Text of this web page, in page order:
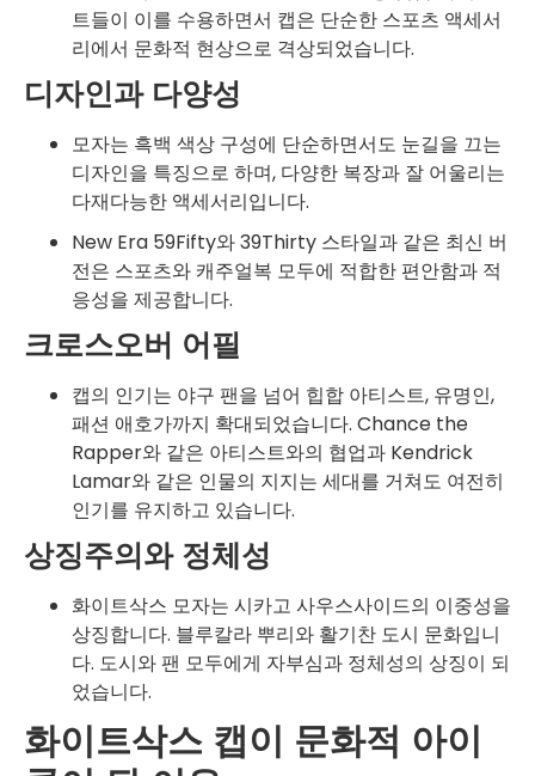
트들이 이를 수용하면서 캡은 단순한 스포츠 액세서
리에서 문화적 현상으로 격상되었습니다.
디자인과 다양성
모자는 흑백 색상 구성에 단순하면서도 눈길을 끄는
디자인을 특징으로 하며, 다양한 복장과 잘 어울리는
다재다능한 액세서리입니다.
New Era 59Fifty와 39Thirty 스타일과 같은 최신 버
전은 스포츠와 캐주얼복 모두에 적합한 편안함과 적
응성을 제공합니다.
크로스오버 어필
캡의 인기는 야구 팬을 넘어 힙합 아티스트, 유명인,
패션 애호가까지 확대되었습니다. Chance the
Rapper와 같은 아티스트와의 협업과 Kendrick
Lamar와 같은 인물의 지지는 세대를 거쳐도 여전히
인기를 유지하고 있습니다.
상징주의와 정체성
화이트삭스 모자는 시카고 사우스사이드의 이중성을
상징합니다. 블루칼라 뿌리와 활기찬 도시 문화입니
다. 도시와 팬 모두에게 자부심과 정체성의 상징이 되
었습니다.
화이트삭스 캡이 문화적 아이